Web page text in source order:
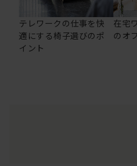
テレワークの仕事を快
適にする椅子選びのポ
イント
在宅
のオ